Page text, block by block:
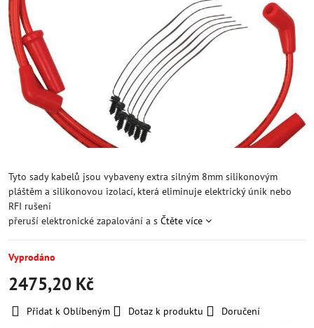
Tyto sady kabelů jsou vybaveny extra silným 8mm silikonovým
pláštěm a silikonovou izolací, která eliminuje elektrický únik nebo
RFI rušení
přeruší elektronické zapalování a s Čtěte více
Vyprodáno
2475,20 Kč
Přidat k Oblíbeným Dotaz k produktu Doručení